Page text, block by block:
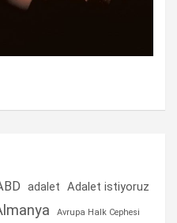
adalet Adalet istiyoruz
Avrupa Halk Cephesi